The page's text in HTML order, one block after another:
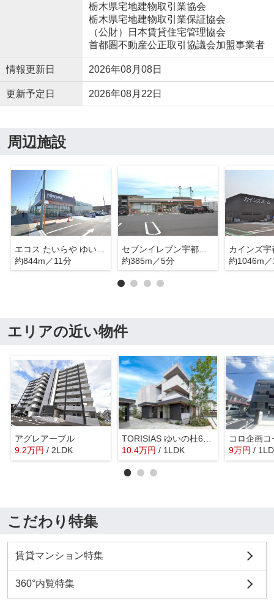
栃木県宅地建物取引業協会
栃木県宅地建物取引業保証協会
（公財）日本賃貸住宅管理協会
首都圏不動産公正取引協議会加盟事業者
情報更新日 2026年08月08日
更新予定日 2026年08月22日
周辺施設
エコス たいらや ゆいの杜店
約844m／11分
セブンイレブン宇都宮ゆいの杜北店
約385m／5分
約1046m
エリアの近い物件
アグレアーブル
9.2万円 / 2LDK
TORISIAS ゆいの杜6丁目 E棟
10.4万円 / 1LDK
コロ企画コ
9万円 /
こだわり特集
賃貸マンション特集
360°内覧特集